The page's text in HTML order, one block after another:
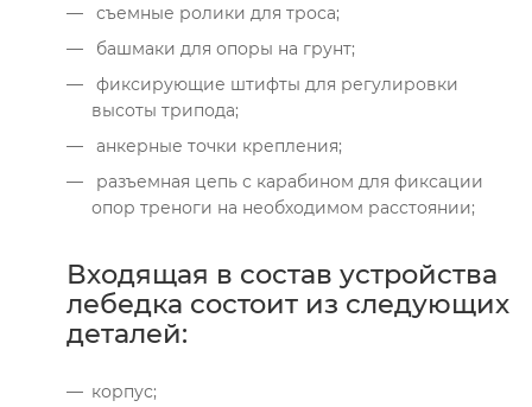
съемные ролики для троса;
башмаки для опоры на грунт;
фиксирующие штифты для регулировки
высоты трипода;
анкерные точки крепления;
разъемная цепь с карабином для фиксации
опор треноги на необходимом расстоянии;
Входящая в состав устройства
лебедка состоит из следующих
деталей:
корпус;